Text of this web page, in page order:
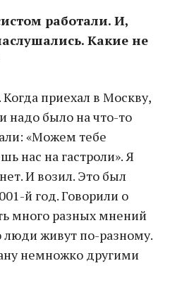
работали. И,
Какие не
приехал в Москву,
надо было на что-то
«Можем тебе
нас на гастроли». Я
И возил. Это был
й год. Говорили о
много разных мнений
живут по-разному.
немножко другими